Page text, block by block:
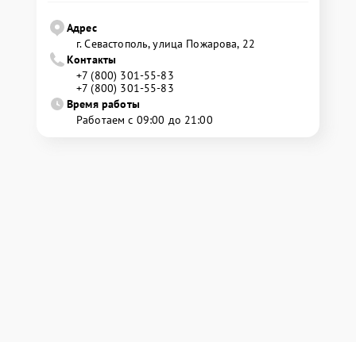
Адрес
г. Севастополь, улица Пожарова, 22
Контакты
+7 (800) 301-55-83
+7 (800) 301-55-83
Время работы
Работаем с 09:00 до 21:00